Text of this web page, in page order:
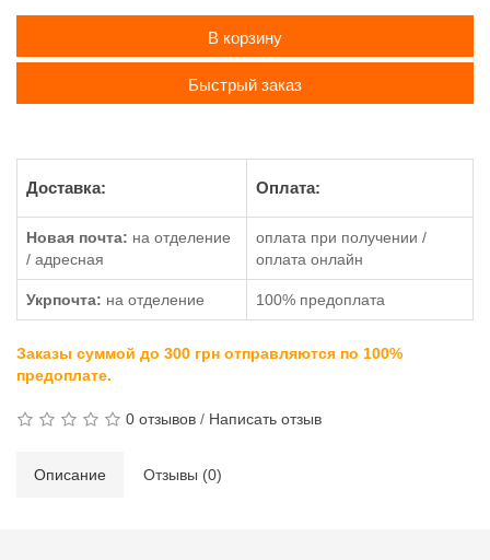
В корзину
Быстрый заказ
Доставка: Оплата:
Новая почта: на отделение
/ адресная
оплата при получении /
оплата онлайн
Укрпочта: на отделение 100% предоплата
Заказы суммой до 300 грн отправляются по 100%
предоплате.
0 отзывов / Написать отзыв
Описание Отзывы (0)